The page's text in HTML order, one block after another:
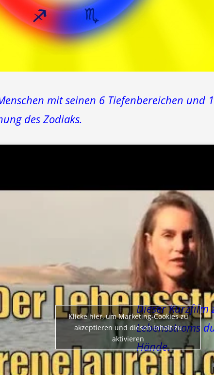
mit seinen 6 Tiefenbereichen und
des Zodiaks.
Dieser Kurzfilm
Lebensstroms
Hände.
Klicke hier, um Marketing-Cookies zu
akzeptieren und diesen Inhalt zu
aktivieren